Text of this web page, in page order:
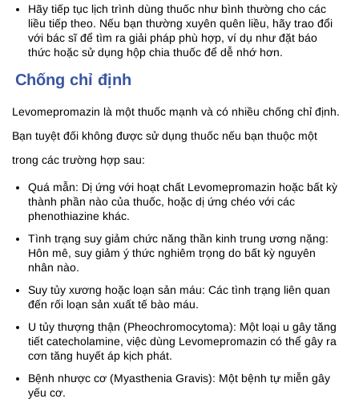
Hãy tiếp tục lịch trình dùng thuốc như bình thường cho các
liều tiếp theo. Nếu bạn thường xuyên quên liều, hãy trao đổi
với bác sĩ để tìm ra giải pháp phù hợp, ví dụ như đặt báo
thức hoặc sử dụng hộp chia thuốc để dễ nhớ hơn.
Chống chỉ định
Levomepromazin là một thuốc mạnh và có nhiều chống chỉ định.
Bạn tuyệt đối không được sử dụng thuốc nếu bạn thuộc một
trong các trường hợp sau:
Quá mẫn: Dị ứng với hoạt chất Levomepromazin hoặc bất kỳ
thành phần nào của thuốc, hoặc dị ứng chéo với các
phenothiazine khác.
Tình trạng suy giảm chức năng thần kinh trung ương nặng:
Hôn mê, suy giảm ý thức nghiêm trọng do bất kỳ nguyên
nhân nào.
Suy tủy xương hoặc loạn sản máu: Các tình trạng liên quan
đến rối loạn sản xuất tế bào máu.
U tủy thượng thận (Pheochromocytoma): Một loại u gây tăng
tiết catecholamine, việc dùng Levomepromazin có thể gây ra
cơn tăng huyết áp kịch phát.
Bệnh nhược cơ (Myasthenia Gravis): Một bệnh tự miễn gây
yếu cơ.